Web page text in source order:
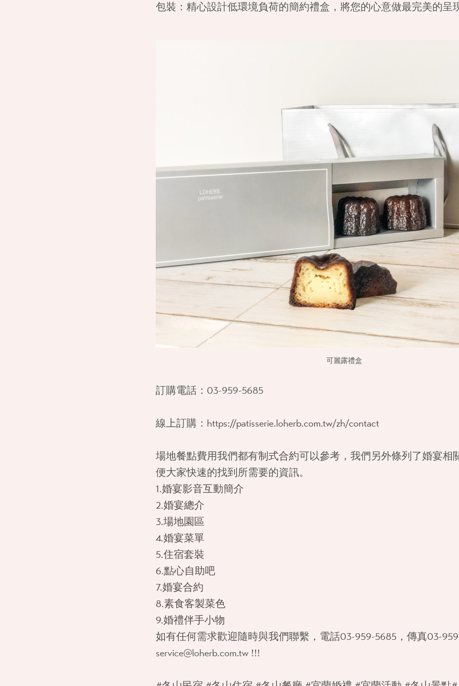
包裝： 精心設計低環境負荷的簡約禮盒，將您的心意做最完美的呈
可麗露禮盒
訂購電話： 03-959-5685
線上訂購： https://patisserie.loherb.com.tw/zh/contact
場地餐點費用我們都有制式合約可以參考，我們另外條列了婚宴相
便大家快速的找到所需要的資訊。
1.婚宴影音互動簡介
2.婚宴總介
3.場地園區
4.婚宴菜單
5.住宿套裝
6.點心自助吧
7.婚宴合約
8.素食客製菜色
9.婚禮伴手小物
如有任何需求歡迎隨時與我們聯繫，電話03-959-5685，傳真03-
service@loherb.com.tw !!!